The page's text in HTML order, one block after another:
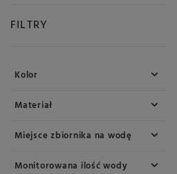
FILTRY
Kolor
Materiał
Miejsce zbiornika na wodę
Monitorowana ilość wody